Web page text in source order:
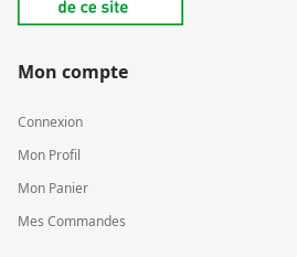
Mon compte
Connexion
Mon Profil
Mon Panier
Mes Commandes